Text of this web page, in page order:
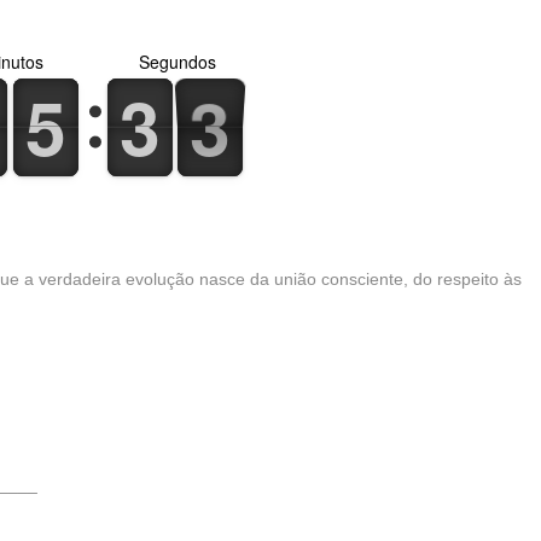
5
5
5
5 3
3
3
3 1
1
2
2
Segundos
a verdadeira evolução nasce da união consciente, do respeito às